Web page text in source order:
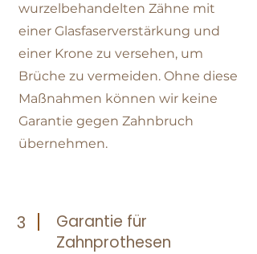
wurzelbehandelten Zähne mit
einer Glasfaserverstärkung und
einer Krone zu versehen, um
Brüche zu vermeiden. Ohne diese
Maßnahmen können wir keine
Garantie gegen Zahnbruch
übernehmen.
3
Garantie für
Zahnprothesen